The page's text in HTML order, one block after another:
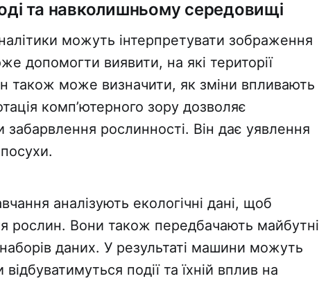
та навколишньому середовищі
можуть інтерпретувати зображення
допомогти виявити, на які території
також може визначити, як зміни впливають
комп’ютерного зору дозволяє
забарвлення рослинності. Він дає уявлення
аналізують екологічні дані, щоб
рослин. Вони також передбачають майбутні
даних. У результаті машини можуть
події та їхній вплив на